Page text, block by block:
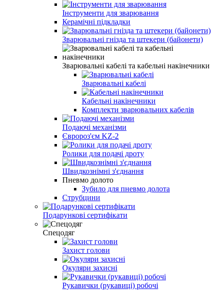
Інструменти для зварювання
Керамічні підкладки
Зварювальні гнізда та штекери (байонети)
Зварювальні кабелі та кабельні накінечники
Зварювальні кабелі
Кабельні накінечники
Комплекти зварювальних кабелів
Подаючі механізми
Євророз'єм KZ-2
Ролики для подачі дроту
Швидкознімні з'єднання
Пневмо долото
Зубило для пневмо долота
Струбцини
Подарункові сертифікати
Спецодяг
Захист голови
Окуляри захисні
Рукавички (рукавиці) робочі